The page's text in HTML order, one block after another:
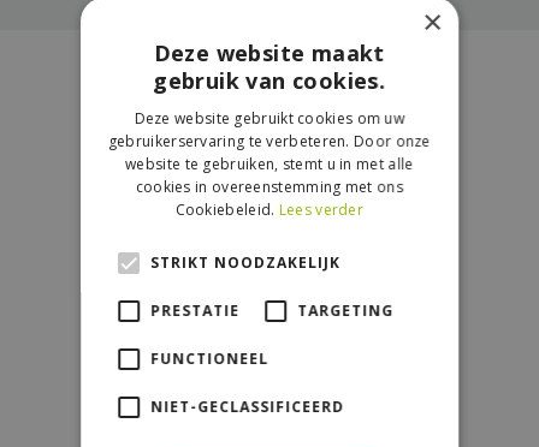
Contact
GroenRijk de Wilskracht
Donau 119
2491 BB Den Haag
Openingstijden
Maandag
09:00 - 18:00
×
Deze website maakt
gebruik van cookies.
Deze website gebruikt cookies om uw
gebruikerservaring te verbeteren. Door onze
website te gebruiken, stemt u in met alle
cookies in overeenstemming met ons
Cookiebeleid. Lees verder
STRIKT NOODZAKELIJK
PRESTATIE TARGETING
FUNCTIONEEL
NIET-GECLASSIFICEERD